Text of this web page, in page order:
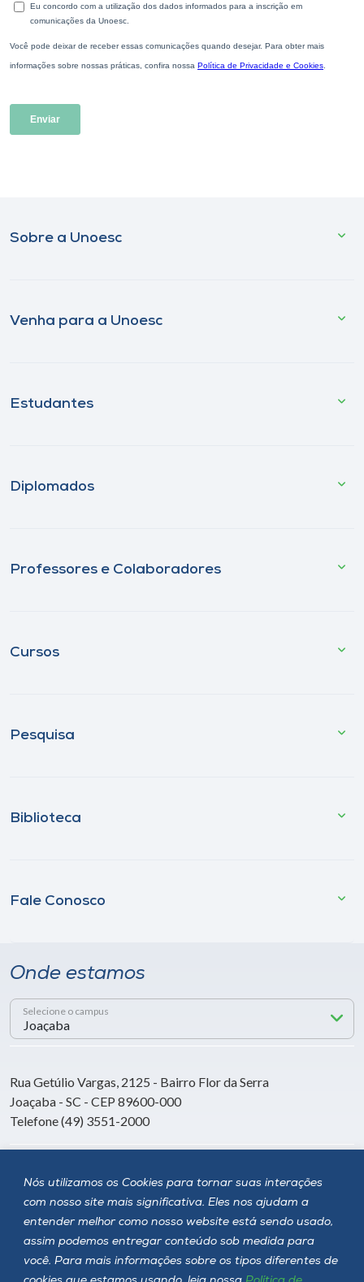
Nós utilizamos os Cookies para tornar suas interações
com nosso site mais significativa. Eles nos ajudam a
entender melhor como nosso website está sendo usado,
assim podemos entregar conteúdo sob medida para
você. Para mais informações sobre os tipos diferentes de
Sobre a Unoesc
Venha para a Unoesc
Estudantes
Diplomados
Professores e Colaboradores
Cursos
Pesquisa
Biblioteca
Fale Conosco
Onde estamos
Selecione o campus
Rua Getúlio Vargas, 2125 - Bairro Flor da Serra
Joaçaba - SC - CEP 89600-000
Telefone (49) 3551-2000
Siga a Unoesc